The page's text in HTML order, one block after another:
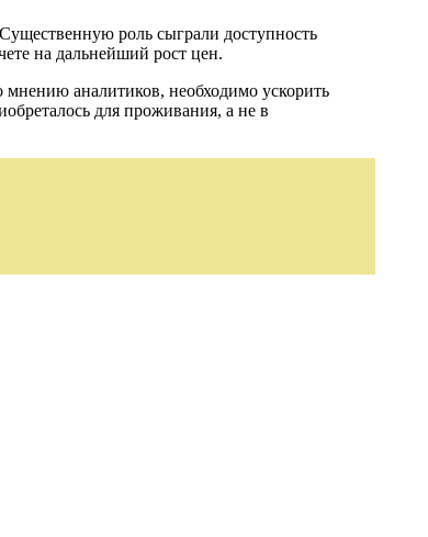
роль сыграли доступность
на дальнейший рост цен.
мнению аналитиков, необходимо ускорить
для проживания, а не в